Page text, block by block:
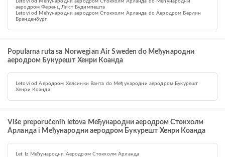
Letovi od Међународни аеродром Стокхолм Арланда do Међународни
аеродром Ференц Лист Будимпешта
Letovi od Међународни аеродром Стокхолм Арланда do Аеродром Берлин
Бранденбург
Popularna ruta sa Norwegian Air Sweden do Међународни
аеродром Букурешт Хенри Коанда
Letovi od Аеродром Хелсинки Ванта do Међународни аеродром Букурешт
Хенри Коанда
Više preporučenih letova Међународни аеродром Стокхолм
Арланда i Међународни аеродром Букурешт Хенри Коанда
Let Iz Међународни Аеродром Стокхолм Арланда